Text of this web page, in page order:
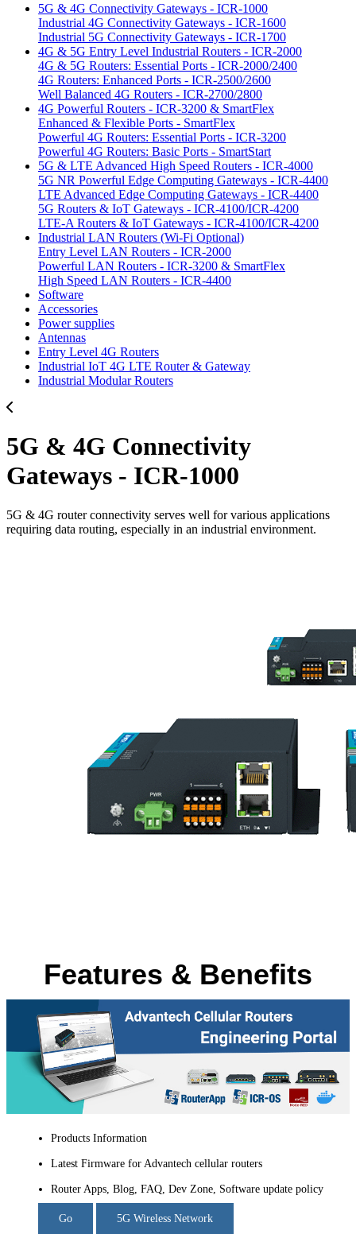
5G & 4G Connectivity Gateways - ICR-1000
Industrial 4G Connectivity Gateways - ICR-1600
Industrial 5G Connectivity Gateways - ICR-1700
4G & 5G Entry Level Industrial Routers - ICR-2000
4G & 5G Routers: Essential Ports - ICR-2000/2400
4G Routers: Enhanced Ports - ICR-2500/2600
Well Balanced 4G Routers - ICR-2700/2800
4G Powerful Routers - ICR-3200 & SmartFlex
Enhanced & Flexible Ports - SmartFlex
Powerful 4G Routers: Essential Ports - ICR-3200
Powerful 4G Routers: Basic Ports - SmartStart
5G & LTE Advanced High Speed Routers - ICR-4000
5G NR Powerful Edge Computing Gateways - ICR-4400
LTE Advanced Edge Computing Gateways - ICR-4400
5G Routers & IoT Gateways - ICR-4100/ICR-4200
LTE-A Routers & IoT Gateways - ICR-4100/ICR-4200
Industrial LAN Routers (Wi-Fi Optional)
Entry Level LAN Routers - ICR-2000
Powerful LAN Routers - ICR-3200 & SmartFlex
High Speed LAN Routers - ICR-4400
Software
Accessories
Power supplies
Antennas
Entry Level 4G Routers
Industrial IoT 4G LTE Router & Gateway
Industrial Modular Routers
5G & 4G Connectivity
Gateways - ICR-1000
5G & 4G router connectivity serves well for various applications
requiring data routing, especially in an industrial environment.
Features & Benefits
Products Information
Latest Firmware for Advantech cellular routers
Router Apps, Blog, FAQ, Dev Zone, Software update policy
Go 5G Wireless Network